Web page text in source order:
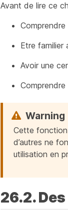
Avant de lire ce
Etre familier
Avoir une
Cette fonction
d’autres ne
utilisation en
26.2.